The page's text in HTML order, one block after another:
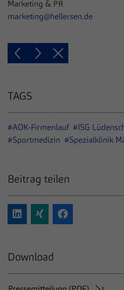
Marketing & PR
marketing@hellersen.de
TAGS
#AOK-Firmenlauf #ISG
#Sportmedizin #Spezialklinik
Beitrag teilen
Download